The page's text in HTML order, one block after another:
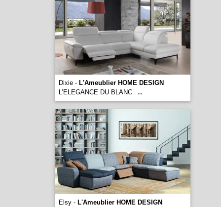
Dixie - L'Ameublier HOME DESIGN
L’ELEGANCE DU BLANC
...
Elsy - L'Ameublier HOME DESIGN